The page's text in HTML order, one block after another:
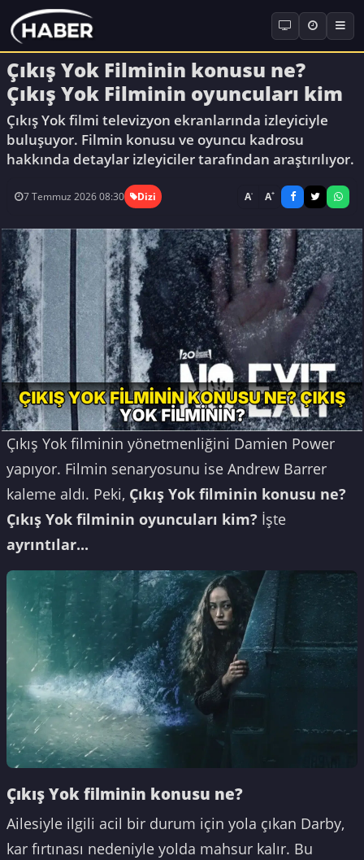
Çıkış Yok Filminin konusu ne?
Çıkış Yok Filminin oyuncuları kim
Çıkış Yok filmi televizyon ekranlarında izleyiciyle
buluşuyor. Filmin konusu ve oyuncu kadrosu
hakkında detaylar izleyiciler tarafından araştırılıyor.
7 Temmuz 2026 08:30 Dizi A- A+
Çıkış Yok filminin yönetmenliğini Damien Power
yapıyor. Filmin senaryosunu ise Andrew Barrer
kaleme aldı. Peki, Çıkış Yok filminin konusu ne?
Çıkış Yok filminin oyuncuları kim? İşte
ayrıntılar...
Çıkış Yok filminin konusu ne?
Ailesiyle ilgili acil bir durum için yola çıkan Darby,
kar fırtınası nedeniyle yolda mahsur kalır. Bu